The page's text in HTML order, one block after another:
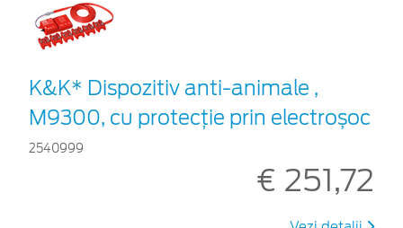
K&K* Dispozitiv anti-animale ,
M9300, cu protecție prin electroșoc
2540999
€ 251,72